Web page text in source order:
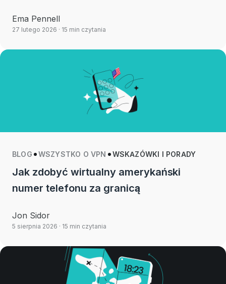
Ema Pennell
27 lutego 2026 · 15 min czytania
BLOG WSZYSTKO O VPN WSKAZÓWKI I PORADY
Jak zdobyć wirtualny amerykański
numer telefonu za granicą
Jon Sidor
5 sierpnia 2026 · 15 min czytania